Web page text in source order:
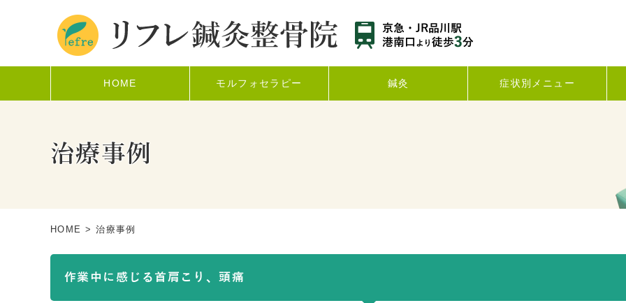
HOME モルフォセラピー 鍼灸 症状別メニュー
治療事例
HOME > 治療事例
作業中に感じる首肩こり、頭痛